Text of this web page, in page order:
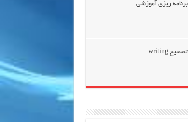
برنامه ریزی آموزشی
تصحیح writing